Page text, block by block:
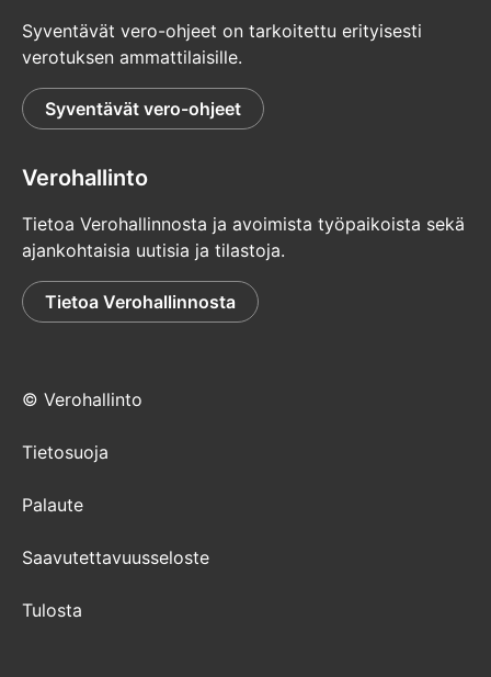
Syventävät vero-ohjeet on tarkoitettu erityisesti
verotuksen ammattilaisille.
Syventävät vero-ohjeet
Verohallinto
Tietoa Verohallinnosta ja avoimista työpaikoista sekä
ajankohtaisia uutisia ja tilastoja.
Tietoa Verohallinnosta
© Verohallinto
Tietosuoja
Palaute
Saavutettavuusseloste
Tulosta